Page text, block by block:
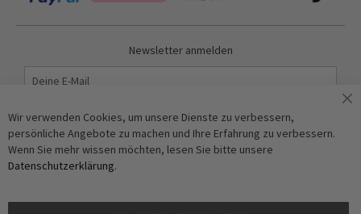
Newsletter anmelden
Abonnieren
Anti-Roboter-Verifizierung
Wir verwenden Cookies, um unsere Dienste zu verbessern,
persönliche Angebote zu machen und Ihre Erfahrung zu verbessern.
Wenn Sie mehr wissen möchten, lesen Sie bitte unsere
Datenschutzerklärung.